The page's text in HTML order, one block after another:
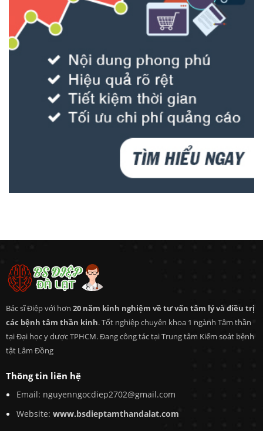
Bác sĩ Điệp với hơn 20 năm kinh nghiệm về tư vấn tâm lý và điều trị
các bệnh tâm thần kinh. Tốt nghiệp chuyên khoa 1 ngành Tâm thần
tại Đại học y dược TPHCM. Đang công tác tại Trung tâm Kiểm soát bệnh
tật Lâm Đồng
Thông tin liên hệ
Email: nguyenngocdiep2702@gmail.com
Website: www.bsdieptamthandalat.com